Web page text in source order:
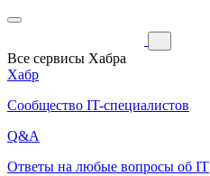
Все сервисы Хабра
Хабр
Сообщество IT-специалистов
Q&A
Ответы на любые вопросы об IT